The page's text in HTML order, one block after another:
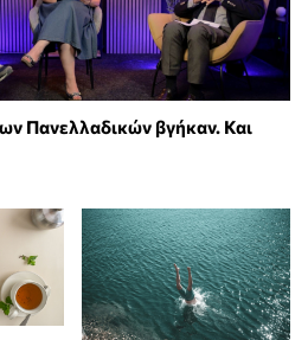
Πανελλαδικών βγήκαν. Και